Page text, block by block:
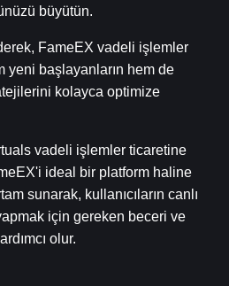
büyütün.
FameEX vadeli işlemler
yeni başlayanların hem de
kolayca optimize
vadeli işlemler ticaretine
ideal bir platform haline
sunarak, kullanıcıların canlı
için gereken beceri ve
olur.